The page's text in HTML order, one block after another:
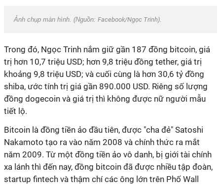
Ảnh chụp màn hình. (Nguồn: Facebook/Ngọc Trinh).
Trong đó, Ngọc Trinh nắm giữ gần 187 đồng bitcoin, giá
trị hơn 10,7 triệu USD; hơn 9,8 triệu đồng tether, giá trị
khoảng 9,8 triệu USD; và cuối cùng là hơn 30,6 tỷ đồng
shiba, ước tính trị giá gần 890.000 USD. Riêng số lượng
đồng dogecoin và giá trị thì không được nữ người mẫu
tiết lộ.
Bitcoin là đồng tiền ảo đầu tiên, được "cha đẻ" Satoshi
Nakamoto tạo ra vào năm 2008 và chính thức ra mắt
năm 2009. Từ một đồng tiền ảo vô danh, bị giới tài chính
xa lánh thì đến nay, đồng bitcoin đã được nhiều tập đoàn,
startup fintech và thậm chí các ông lớn trên Phố Wall